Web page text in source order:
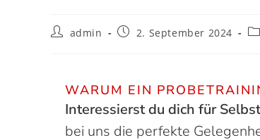
admin 2. September 2024
WARUM EIN
Interessierst du dich für
bei uns die perfekte